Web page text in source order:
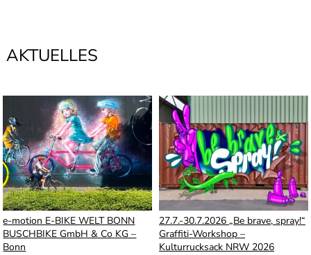
AKTUELLES
e-motion E-BIKE WELT BONN
BUSCHBIKE GmbH & Co KG –
Bonn
27.7.-30.7.2026 „Be brave, spray!“
Graffiti-Workshop –
Kulturrucksack NRW 2026